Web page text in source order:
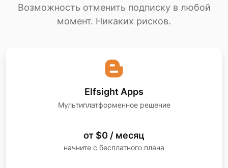
Возможность отменить подписку в любой
момент. Никаких рисков.
Elfsight Apps
Мультиплатформенное решение
от $0 / месяц
начните с бесплатного плана